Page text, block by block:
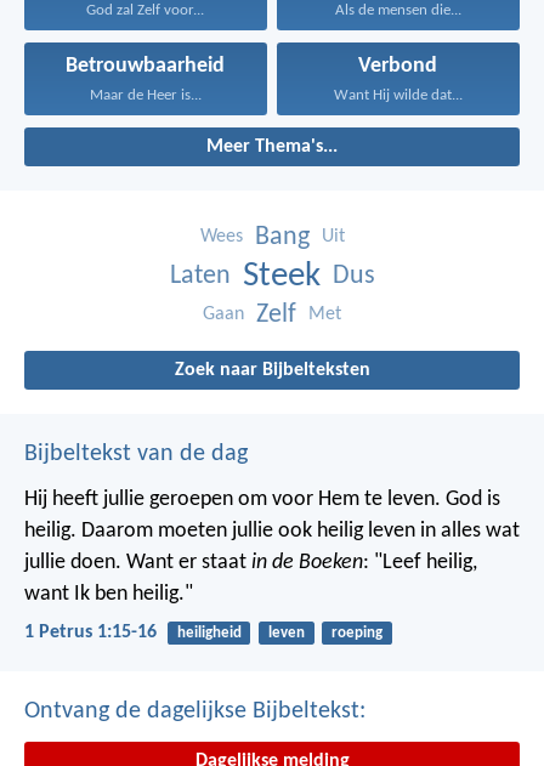
God zal Zelf voor... Als de mensen die...
Betrouwbaarheid
Maar de Heer is...
Verbond
Want Hij wilde dat...
Meer Thema's...
Wees Bang Uit
Laten Steek Dus
Gaan Zelf Met
Zoek naar Bijbelteksten
Bijbeltekst van de dag
Hij heeft jullie geroepen om voor Hem te leven. God is
heilig. Daarom moeten jullie ook heilig leven in alles wat
jullie doen. Want er staat in de Boeken: "Leef heilig,
want Ik ben heilig."
1 Petrus 1:15-16 heiligheid leven roeping
Ontvang de dagelijkse Bijbeltekst:
Dagelijkse melding